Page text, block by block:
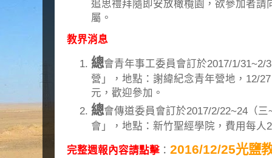
追思禮拜隨即安放橄欖園，欲參加者請
屬。
教界消息
總會青年事工委員會訂於2017/1/31~2/
營」，地點：謝緯紀念青年營地，12/
元，歡迎參加。
總會傳道委員會訂於2017/2/22~24（
會」，地點：新竹聖經學院，費用每人
完整週報內容請點擊 ： 2016/12/25光鹽